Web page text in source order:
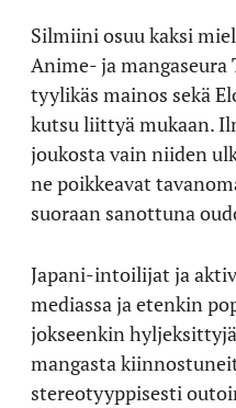
Silmiini osuu kaksi
Anime- ja mangaseura
tyylikäs mainos sekä
kutsu liittyä mukaan.
joukosta vain niiden
ne poikkeavat
suoraan sanottuna
Japani-intoilijat ja
mediassa ja etenkin
jokseenkin
mangasta
stereotyyppisesti